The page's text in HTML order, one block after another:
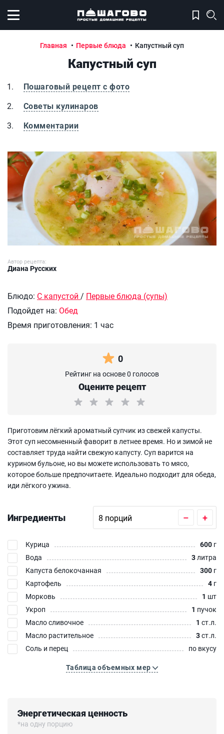
Открыть меню
Главная Первые блюда Капустный суп
Капустный суп
Пошаговый рецепт с фото
Советы кулинаров
Комментарии
Капустный суп
Автор рецепта:
Диана Русских
Блюдо: С капустой / Первые блюда (супы)
Подойдет на: Обед
Время приготовления: 1 час
0
Рейтинг на основе 0 голосов
Оцените рецепт
Приготовим лёгкий ароматный супчик из свежей капусты.
Этот суп несомненный фаворит в летнее время. Но и зимой не
составляет труда найти свежую капусту. Суп варится на
курином бульоне, но вы можете использовать то мясо,
которое больше предпочитаете. Идеально подходит для обеда,
иди лёгкого ужина.
Ингредиенты – +
Курица 600 г
Вода
3литра
Капуста белокочанная
300 г
Картофель
4 г
Морковь
1 шт
Укроп
1 пучок
Масло сливочное
1 ст.л.
Масло растительное
3ст.л.
Соль и перец
по вкусу
Таблица объемных мер
Энергетическая ценность
*на одну порцию